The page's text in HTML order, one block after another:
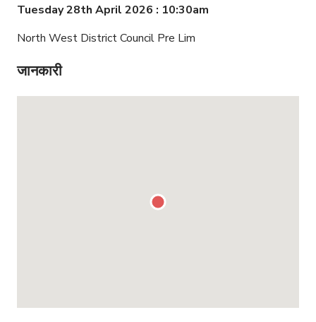
Tuesday 28th April 2026 : 10:30am
North West District Council Pre Lim
जानकारी